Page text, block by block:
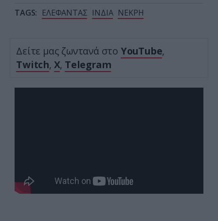
TAGS: ΕΛΕΦΑΝΤΑΣ ΙΝΔΙΑ ΝΕΚΡΗ
Δείτε μας ζωντανά στο YouTube,
Twitch, X, Telegram